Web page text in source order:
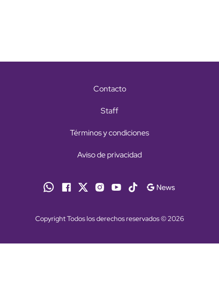
Contacto
Staff
Términos y condiciones
Aviso de privacidad
Copyright Todos los derechos reservados © 2026